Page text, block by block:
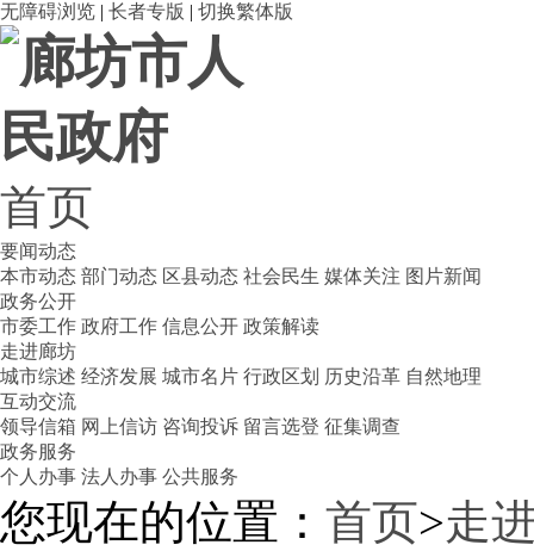
无障碍浏览 | 长者专版 | 切换繁体版
首页
要闻动态
本市动态 部门动态 区县动态 社会民生 媒体关注 图片新闻
政务公开
市委工作 政府工作 信息公开 政策解读
走进廊坊
城市综述 经济发展 城市名片 行政区划 历史沿革 自然地理
互动交流
领导信箱 网上信访 咨询投诉 留言选登 征集调查
政务服务
个人办事 法人办事 公共服务
您现在的位置： 首页>走